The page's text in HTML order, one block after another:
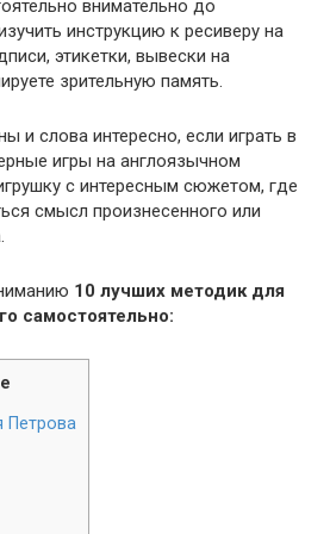
внимательно до
инструкцию к ресиверу на
этикетки, вывески на
зрительную память.
и слова интересно, если играть в
игры на англоязычном
с интересным сюжетом, где
смысл произнесенного или
10 лучших методик для
самостоятельно:
Петрова